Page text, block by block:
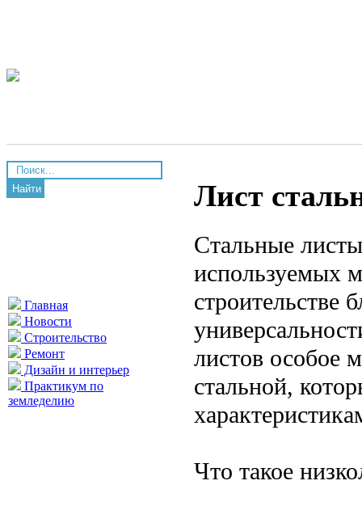
Найти
Главная
Новости
Строительство
Ремонт
Дизайн и интерьер
Практикум по
земледелию
Лист
Стальные
используемых
строительстве
листов особое
стальной,
Что такое